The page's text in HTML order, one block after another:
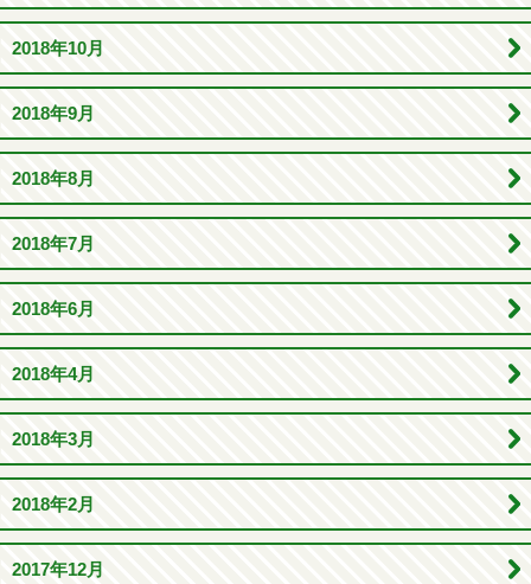
2018年10月
2018年9月
2018年8月
2018年7月
2018年6月
2018年4月
2018年3月
2018年2月
2017年12月